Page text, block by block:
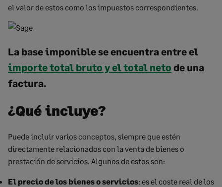
el valor de estos como los impuestos correspondientes.
La base imponible se encuentra entre el
importe total bruto y el total neto de una
factura.
¿Qué incluye?
Puede incluir varios conceptos, siempre que estén
directamente relacionados con la venta de bienes o
prestación de servicios. Algunos de estos son:
El precio de los bienes o servicios: es el coste real de los